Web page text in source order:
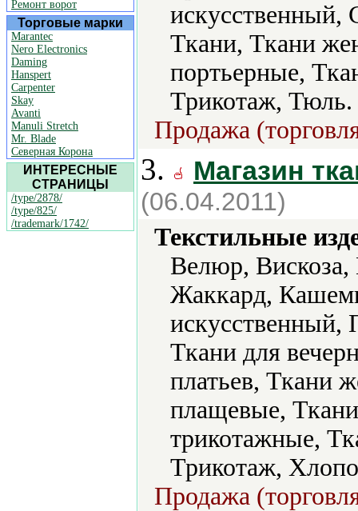
Ремонт ворот
Торговые марки
Marantec
Nero Electronics
Daming
Hanspert
Carpenter
Skay
Avanti
Manuli Stretch
Mr. Blade
Северная Корона
ИНТЕРЕСНЫЕ
СТРАНИЦЫ
/type/2878/
/type/825/
/trademark/1742/
искусственный,
Ткани, Ткани
портьерные,
Трикотаж, Тюль.
Продажа
3. Магазин
(06.04.2011)
Текстильные
Велюр,
Жаккард,
искусственный,
Ткани для
платьев, Ткани
плащевые,
трикотажные,
Трикотаж,
Продажа